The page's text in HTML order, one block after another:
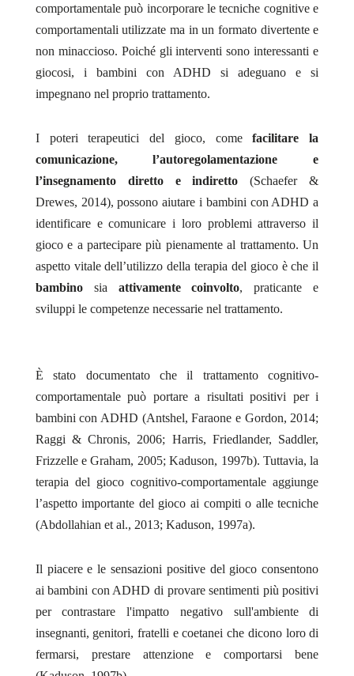
comportamentale può incorporare le tecniche cognitive e
comportamentali utilizzate ma in un formato divertente e
non minaccioso. Poiché gli interventi sono interessanti e
giocosi, i bambini con ADHD si adeguano e si
impegnano nel proprio trattamento.
I poteri terapeutici del gioco, comefacilitare la
comunicazione, l’autoregolamentazione e
l’insegnamento diretto e indiretto (Schaefer &
Drewes, 2014), possono aiutare i bambini con ADHD a
identificare e comunicare i loro problemi attraverso il
gioco e a partecipare più pienamente al trattamento. Un
aspetto vitale dell’utilizzo della terapia del gioco è che il
bambinosia attivamente coinvolto, praticante e
sviluppi le competenze necessarie nel trattamento.
È stato documentato che il trattamento cognitivo-
comportamentale può portare a risultati positivi per i
bambini con ADHD (Antshel, Faraone e Gordon, 2014;
Raggi & Chronis, 2006; Harris, Friedlander, Saddler,
Frizzelle e Graham, 2005; Kaduson, 1997b). Tuttavia, la
terapia del gioco cognitivo-comportamentale aggiunge
l’aspetto importante del gioco ai compiti o alle tecniche
(Abdollahian et al., 2013; Kaduson, 1997a).
Il piacere e le sensazioni positive del gioco consentono
ai bambini con ADHD di provare sentimenti più positivi
per contrastare l'impatto negativo sull'ambiente di
insegnanti, genitori, fratelli e coetanei che dicono loro di
fermarsi, prestare attenzione e comportarsi bene